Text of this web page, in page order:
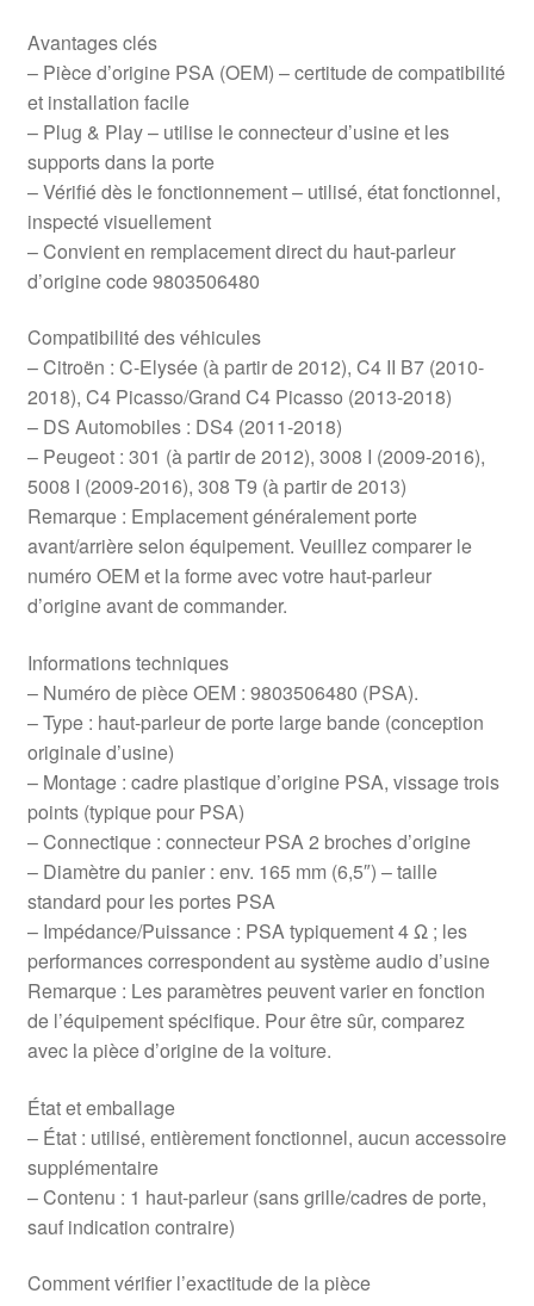
Avantages clés
– Pièce d’origine PSA (OEM) – certitude de compatibilité
et installation facile
– Plug & Play – utilise le connecteur d’usine et les
supports dans la porte
– Vérifié dès le fonctionnement – utilisé, état fonctionnel,
inspecté visuellement
– Convient en remplacement direct du haut-parleur
d’origine code 9803506480
Compatibilité des véhicules
– Citroën : C-Elysée (à partir de 2012), C4 II B7 (2010-
2018), C4 Picasso/Grand C4 Picasso (2013-2018)
– DS Automobiles : DS4 (2011-2018)
– Peugeot : 301 (à partir de 2012), 3008 I (2009-2016),
5008 I (2009-2016), 308 T9 (à partir de 2013)
Remarque : Emplacement généralement porte
avant/arrière selon équipement. Veuillez comparer le
numéro OEM et la forme avec votre haut-parleur
d’origine avant de commander.
Informations techniques
– Numéro de pièce OEM : 9803506480 (PSA).
– Type : haut-parleur de porte large bande (conception
originale d’usine)
– Montage : cadre plastique d’origine PSA, vissage trois
points (typique pour PSA)
– Connectique : connecteur PSA 2 broches d’origine
– Diamètre du panier : env. 165 mm (6,5″) – taille
standard pour les portes PSA
– Impédance/Puissance : PSA typiquement 4 Ω ; les
performances correspondent au système audio d’usine
Remarque : Les paramètres peuvent varier en fonction
de l’équipement spécifique. Pour être sûr, comparez
avec la pièce d’origine de la voiture.
État et emballage
– État : utilisé, entièrement fonctionnel, aucun accessoire
supplémentaire
– Contenu : 1 haut-parleur (sans grille/cadres de porte,
sauf indication contraire)
Comment vérifier l’exactitude de la pièce